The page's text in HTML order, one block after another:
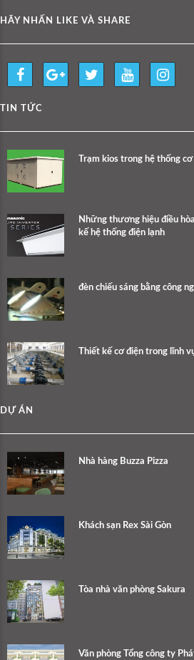
HÃY NHẤN LIKE VÀ SHARE
TIN TỨC
Trạm kios trong hệ thống
Những thương hiệu điều
kế hệ thống điện lạnh
đèn chiếu sáng bằng công
Thiết kế cơ điện trong lĩnh
DỰ ÁN
Nhà hàng Buzza Pizza
Khách sạn Rex Sài Gòn
Tòa nhà văn phòng Sakura
Văn phòng Tổng công ty